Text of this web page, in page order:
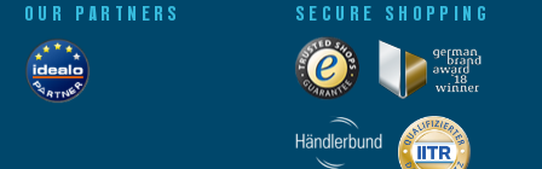
OUR PARTNERS SECURE SHOPPING